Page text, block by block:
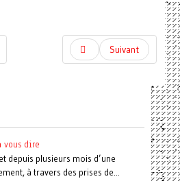
Suivant
vous dire
depuis plusieurs mois d’une
à travers des prises de...